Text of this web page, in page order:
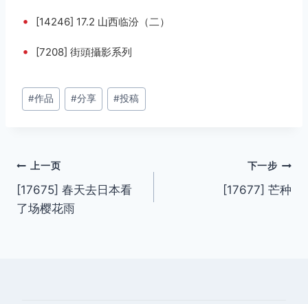
• [14246] 17.2 山西临汾（二）
• [7208] 街頭攝影系列
文
章
#作品 #分享 #投稿
文
章
上一页
[17675] 春天去日本看
了场樱花雨
下一步
[17677] 芒种